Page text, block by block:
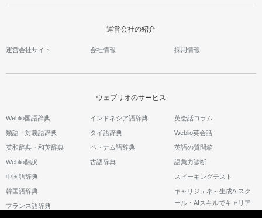
運営会社の紹介
運営会社サイト 会社情報 採用情報
ウェブリオのサービス
Weblio国語辞典
類語・対義語辞典
英和辞典・和英辞典
Weblio翻訳
中国語辞典
韓国語辞典
フランス語辞典
インドネシア語辞典
タイ語辞典
ベトナム語辞典
古語辞典
英会話コラム
Weblio英会話
英語の質問箱
語彙力診断
スピーキングテスト
キャリジェネ～生成AIスク
ール・AIスキルでキャリア